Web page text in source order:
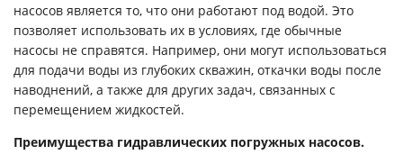
насосов является то, что они работают под водой. Это
позволяет использовать их в условиях, где обычные
насосы не справятся. Например, они могут использоваться
для подачи воды из глубоких скважин, откачки воды после
наводнений, а также для других задач, связанных с
перемещением жидкостей.
Преимущества гидравлических погружных насосов.